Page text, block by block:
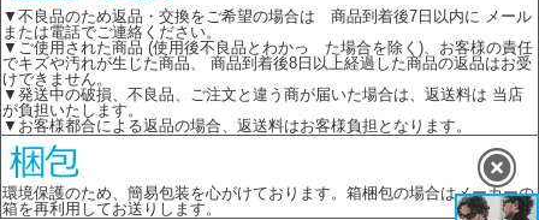
▼不良品のため返品・交換をご希望の場合は 商品到着後7日以内に メール
または電話でご連絡ください。
▼ご使用された商品 (使用後不良品とわかっ た場合を除く)、お客様の責任
でキズや汚れが生じた商品、 商品到着後8日以上経過した商品の返品はお受
けできません。
▼発送中の破損、不良品、ご注文と違う商が届いた場合は、返送料は 当店
が負担いたします。
▼お客様都合による返品の場合、返送料はお客様負担となります。
環境保護のため、簡易包装を心がけております。箱梱包の場合はメーカーの
箱を再利用してお送りします。